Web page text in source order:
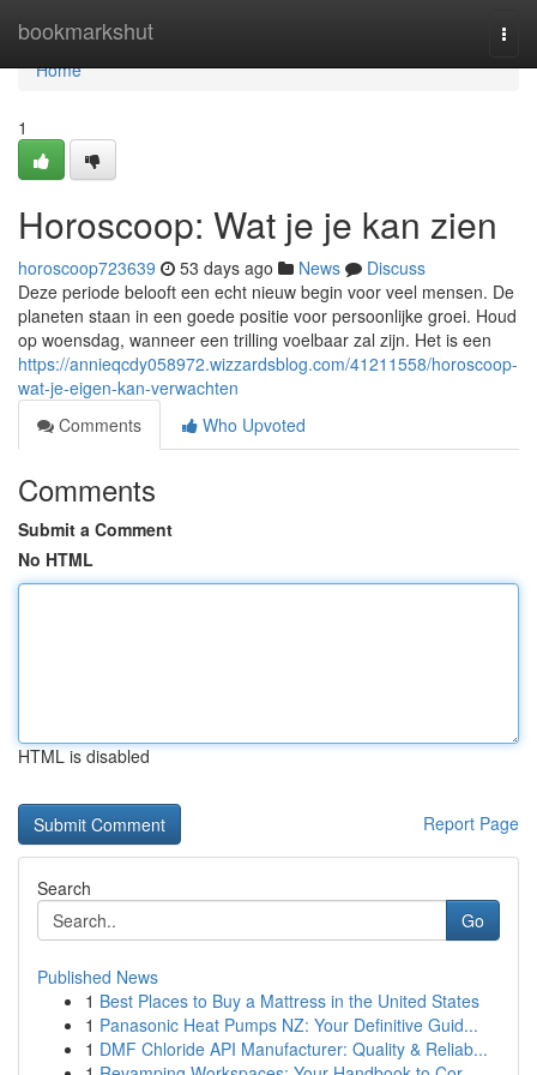
bookmarkshut
Home
Home
1
Horoscoop: Wat je je kan zien
horoscoop723639 53 days ago News
Discuss
Deze periode belooft een echt nieuw begin voor veel mensen. De
planeten staan in een goede positie voor persoonlijke groei. Houd
op woensdag, wanneer een trilling voelbaar zal zijn. Het is een
https://annieqcdy058972.wizzardsblog.com/41211558/horoscoop-
wat-je-eigen-kan-verwachten
Comments
Who Upvoted
Comments
Submit a Comment
No HTML
HTML is disabled
Report Page
Search
Go
Published News
1 Best Places to Buy a Mattress in the United States
1 Panasonic Heat Pumps NZ: Your Definitive Guid...
1 DMF Chloride API Manufacturer: Quality & Reliab...